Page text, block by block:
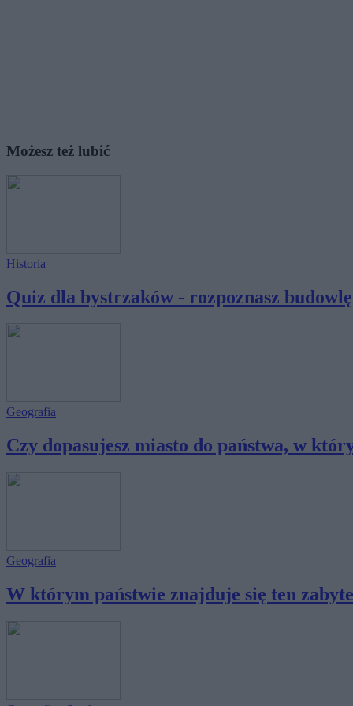
Możesz też lubić
Historia
Quiz dla bystrzaków - rozpoznasz
Geografia
Czy dopasujesz miasto do państwa, w
Geografia
W którym państwie znajduje się ten